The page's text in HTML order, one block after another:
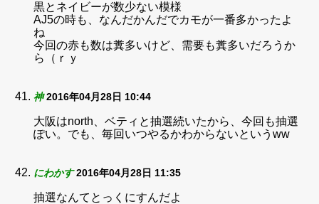
黒とネイビーが数少ない模様
AJ5の時も、なんだかんだでカモが一番多かったよ
ね
今回の赤も数は糞多いけど、需要も糞多いだろうか
ら（ｒｙ
神 2016年04月28日 10:44
大阪はnorth、ベティと抽選続いたから、今回も抽選
ぽい。でも、毎回いつやるかわからないというww
にわかす 2016年04月28日 11:35
抽選なんてとっくにすんだよ